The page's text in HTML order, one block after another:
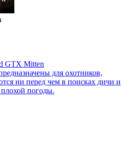
GTX Mitten
для охотников,
ни перед чем в поисках дичи и
плохой погоды.